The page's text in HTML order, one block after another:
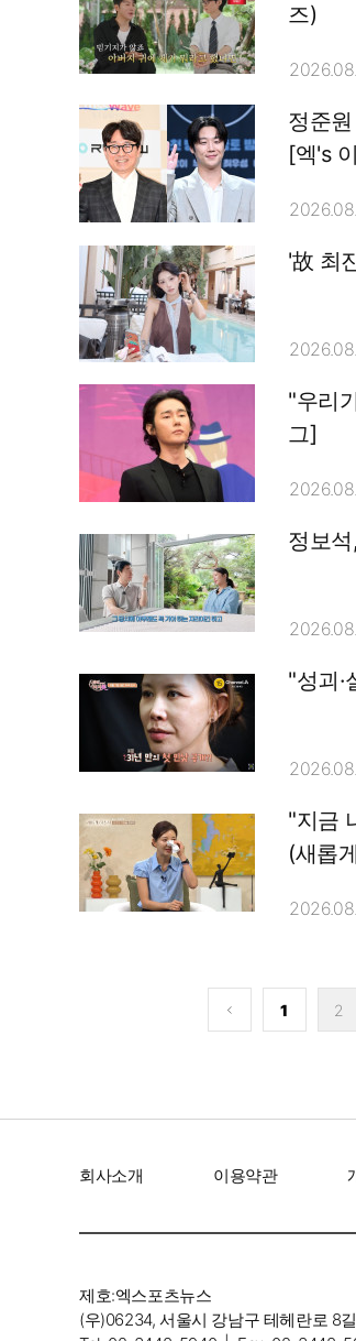
즈)
정준
[엑's
'故 최
"우리
그]
정보
"성괴
"지금
(새롭
1 2
회사소개 이용약관
제호:엑스포츠뉴스
(우)06234, 서울시 강남구 테헤란로 8